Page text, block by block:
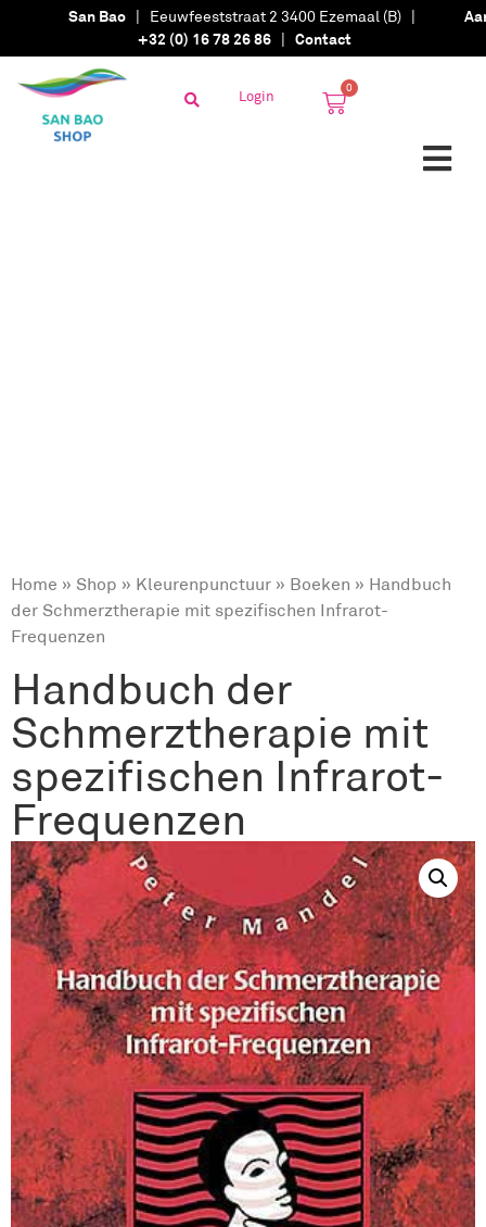
San Bao | Eeuwfeeststraat 2 3400 Ezemaal (B) |
+32 (0) 16 78 26 86 | Contact
Login 0
Home » Shop » Kleurenpunctuur » Boeken » Handbuch
der Schmerztherapie mit spezifischen Infrarot-
Frequenzen
Handbuch der
Schmerztherapie mit
spezifischen Infrarot-
Frequenzen